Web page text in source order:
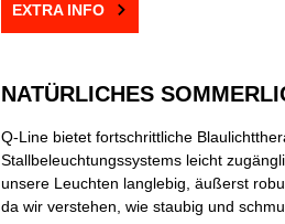
EXTRA INFO
NATÜRLICHES
Q-Line bietet fortschrittliche
Stallbeleuchtungssystems leicht
unsere Leuchten langlebig, äußerst
da wir verstehen, wie staubig und